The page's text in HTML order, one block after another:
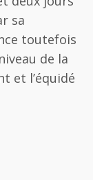
sa
toutefois
de la
et l’équidé